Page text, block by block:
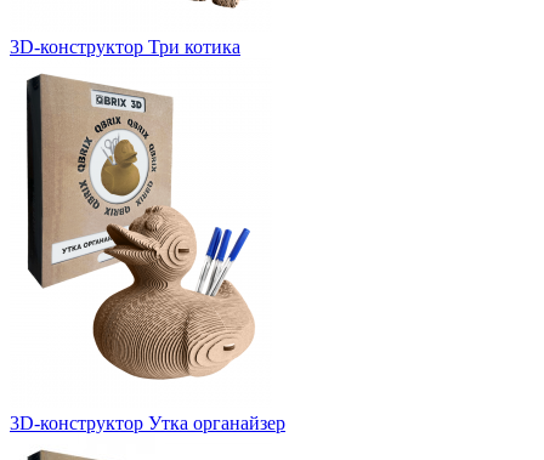
3D-конструктор Три котика
3D-конструктор Утка органайзер